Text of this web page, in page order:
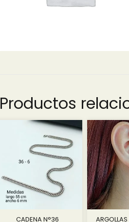
Productos
CADENA N°36 ARGOLLAS